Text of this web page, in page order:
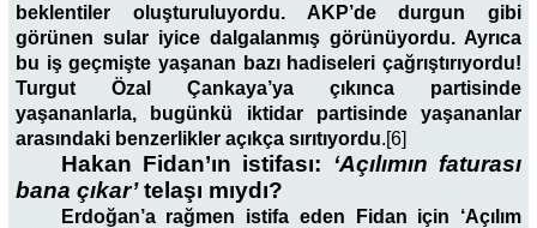
beklentiler oluşturuluyordu. AKP’de durgun gibi
görünen sular iyice dalgalanmış görünüyordu. Ayrıca
bu iş geçmişte yaşanan bazı hadiseleri çağrıştırıyordu!
Turgut Özal Çankaya’ya çıkınca partisinde
yaşananlarla, bugünkü iktidar partisinde yaşananlar
arasındaki benzerlikler açıkça sırıtıyordu.[6]
Hakan Fidan’ın istifası: ‘Açılımın faturası
bana çıkar’telaşı mıydı?
Erdoğan’a rağmen istifa eden Fidan için ‘Açılım